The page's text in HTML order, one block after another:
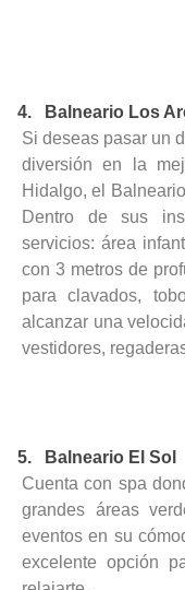
Balneario Los
Si deseas pasar un
diversión en la
Hidalgo, el
Dentro de sus
servicios: área
con 3 metros de
para clavados,
alcanzar una
vestidores,
Balneario El Sol
Cuenta con spa
grandes áreas
eventos en su
excelente opción